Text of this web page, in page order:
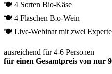
🍽 4 Sorten Bio-Käse
🍽 4 Flaschen Bio-Wein
🍽 Live-Webinar mit zwei
ausreichend für 4-6 Personen
für einen Gesamtpreis von nur